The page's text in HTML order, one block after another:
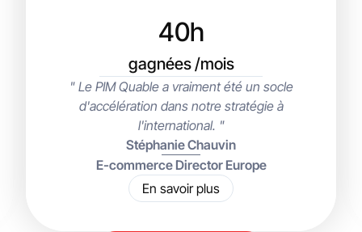
40h
gagnées /mois
" Le PIM Quable a vraiment été un socle
d'accélération dans notre stratégie à
l'international. "
Stéphanie Chauvin
E-commerce Director Europe
En savoir plus